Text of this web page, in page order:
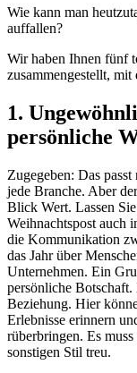
Wie kann man
auffallen?
Wir haben Ihnen fünf
zusammengestellt, mit
1.
persönliche
Zugegeben: Das
jede Branche. Aber
Blick Wert. Lassen
Weihnachtspost auch
die Kommunikation
das Jahr über
Unternehmen. Ein
persönliche
Beziehung. Hier
Erlebnisse erinnern
rüberbringen. Es
sonstigen Stil treu.